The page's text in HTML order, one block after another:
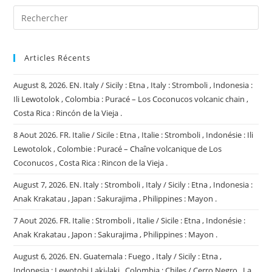
Articles Récents
August 8, 2026. EN. Italy / Sicily : Etna , Italy : Stromboli , Indonesia :
Ili Lewotolok , Colombia : Puracé – Los Coconucos volcanic chain ,
Costa Rica : Rincón de la Vieja .
8 Aout 2026. FR. Italie / Sicile : Etna , Italie : Stromboli , Indonésie : Ili
Lewotolok , Colombie : Puracé – Chaîne volcanique de Los
Coconucos , Costa Rica : Rincon de la Vieja .
August 7, 2026. EN. Italy : Stromboli , Italy / Sicily : Etna , Indonesia :
Anak Krakatau , Japan : Sakurajima , Philippines : Mayon .
7 Aout 2026. FR. Italie : Stromboli , Italie / Sicile : Etna , Indonésie :
Anak Krakatau , Japon : Sakurajima , Philippines : Mayon .
August 6, 2026. EN. Guatemala : Fuego , Italy / Sicily : Etna ,